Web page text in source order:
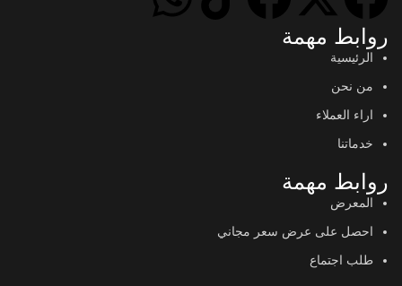
روابط مهمة
الرئيسية
من نحن
اراء العملاء
خدماتنا
روابط مهمة
المعرض
احصل على عرض سعر مجاني
طلب اجتماع